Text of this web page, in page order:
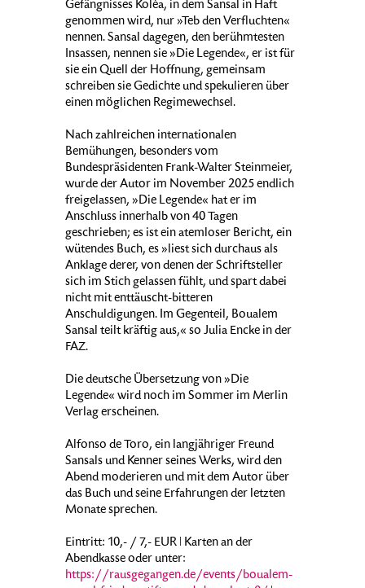
Gefängnisses Koléa, in dem Sansal in Haft
genommen wird, nur »Teb den Verfluchten«
nennen. Sansal dagegen, den berühmtesten
Insassen, nennen sie »Die Legende«, er ist für
sie ein Quell der Hoffnung, gemeinsam
schreiben sie Gedichte und spekulieren über
einen möglichen Regimewechsel.
Nach zahlreichen internationalen
Bemühungen, besonders vom
Bundespräsidenten Frank-Walter Steinmeier,
wurde der Autor im November 2025 endlich
freigelassen, »Die Legende« hat er im
Anschluss innerhalb von 40 Tagen
geschrieben; es ist ein atemloser Bericht, ein
wütendes Buch, es »liest sich durchaus als
Anklage derer, von denen der Schriftsteller
sich im Stich gelassen fühlt, und spart dabei
nicht mit enttäuscht-bitteren
Anschuldigungen. Im Gegenteil, Boualem
Sansal teilt kräftig aus,« so Julia Encke in der
FAZ.
Die deutsche Übersetzung von »Die
Legende« wird noch im Sommer im Merlin
Verlag erscheinen.
Alfonso de Toro, ein langjähriger Freund
Sansals und Kenner seines Werks, wird den
Abend moderieren und mit dem Autor über
das Buch und seine Erfahrungen der letzten
Monate sprechen.
Eintritt: 10,- / 7,- EUR ǀ Karten an der
Abendkasse oder unter:
https://rausgegangen.de/events/boualem-